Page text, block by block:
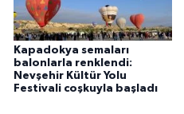
Kapadokya semaları
balonlarla renklendi:
Nevşehir Kültür Yolu
Festivali coşkuyla başladı